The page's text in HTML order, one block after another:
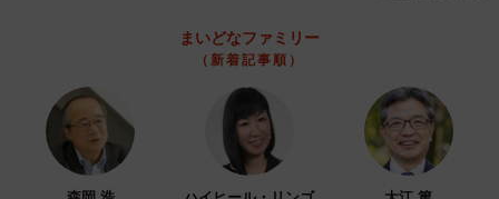
まいどなファミリー
（新着記事順）